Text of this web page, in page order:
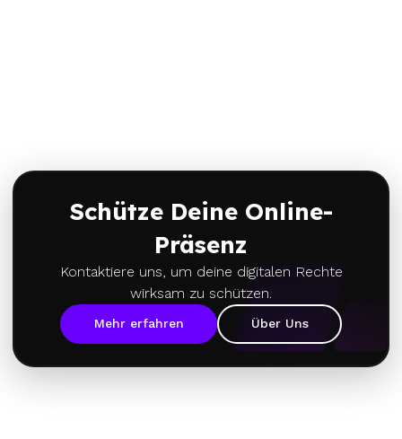
Schütze Deine Online-
Präsenz
Kontaktiere uns, um deine digitalen Rechte
wirksam zu schützen.
Mehr erfahren Über Uns